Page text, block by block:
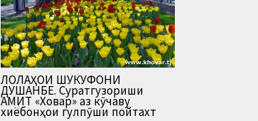
ЛОЛАҲОИ ШУКУФОНИ
ДУШАНБЕ. Суратгузориши
АМИТ «Ховар» аз кӯчаву
хиёбонҳои гулпӯши пойтахт